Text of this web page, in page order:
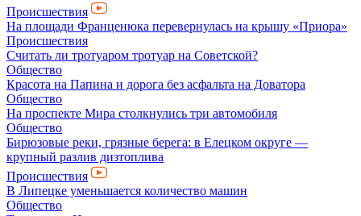
Происшествия
На площади Франценюка перевернулась на крышу «Приора»
Происшествия
Считать ли тротуаром тротуар на Советской?
Общество
Красота на Папина и дорога без асфальта на Доватора
Общество
На проспекте Мира столкнулись три автомобиля
Общество
Бирюзовые реки, грязные берега: в Елецком округе —
крупный разлив дизтоплива
Происшествия
В Липецке уменьшается количество машин
Общество